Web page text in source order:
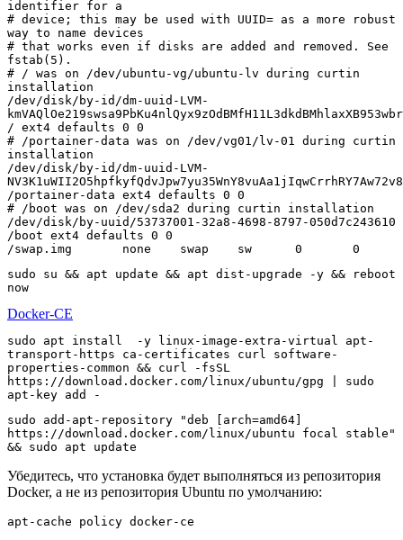
identifier for a
# device; this may be used with UUID= as a more robust
way to name devices
# that works even if disks are added and removed. See
fstab(5).
# / was on /dev/ubuntu-vg/ubuntu-lv during curtin
installation
/dev/disk/by-id/dm-uuid-LVM-
/ ext4 defaults 0 0
# /portainer-data was on /dev/vg01/lv-01 during curtin
installation
/dev/disk/by-id/dm-uuid-LVM-
/portainer-data ext4 defaults 0 0
# /boot was on /dev/sda2 during curtin installation
/dev/disk/by-uuid/53737001-32a8-4698-8797-050d7c243610
/boot ext4 defaults 0 0
sudo su && apt update && apt dist-upgrade -y && reboot
Docker-CE
sudo apt install  -y linux-image-extra-virtual apt-
transport-https ca-certificates curl software-
properties-common && curl -fsSL
https://download.docker.com/linux/ubuntu/gpg | sudo
apt-key add -
sudo add-apt-repository "deb [arch=amd64]
https://download.docker.com/linux/ubuntu focal stable"
Убедитесь, что установка будет выполняться из репозитория
Docker, а не из репозитория Ubuntu по умолчанию: